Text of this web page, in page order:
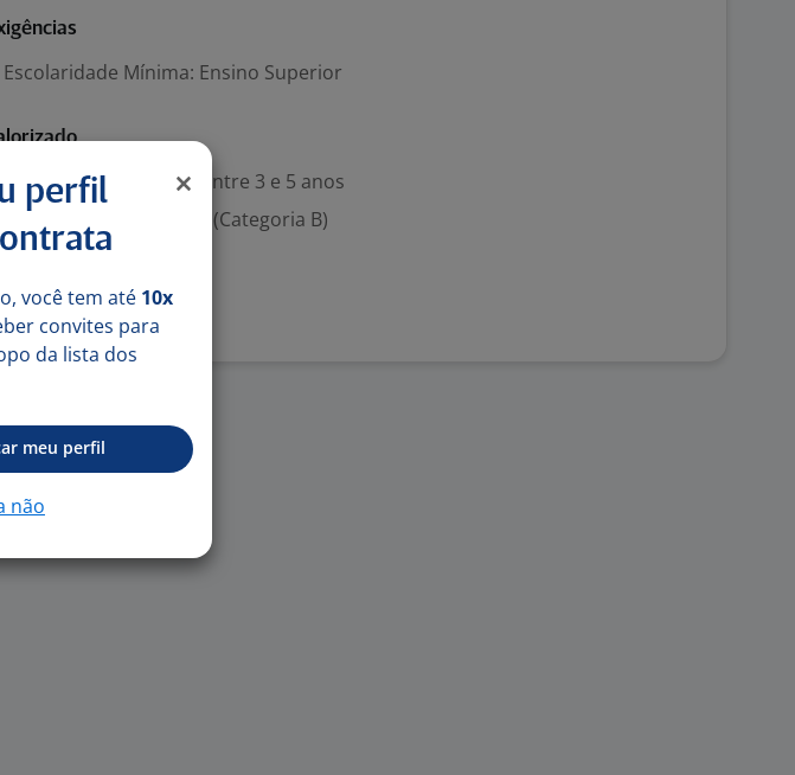
Escolaridade Mínima: Ensino Superior
Experiência desejada: Entre 3 e 5 anos
Habilitação para dirigir (Categoria B)
perfil
você tem até 10x
convites para
da lista dos
meu perfil
não